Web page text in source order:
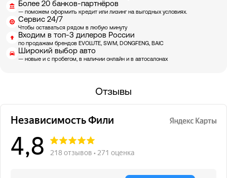
Более 20 банков-партнёров
— поможем оформить кредит или лизинг на выгодных условиях.
Сервис 24/7
Чтобы оставаться рядом в любую минуту
Входим в топ-3 дилеров России
по продажам брендов EVOLUTE, SWM, DONGFENG, BAIC
Широкий выбор авто
— новые и с пробегом, в наличии онлайн и в автосалонах
Отзывы